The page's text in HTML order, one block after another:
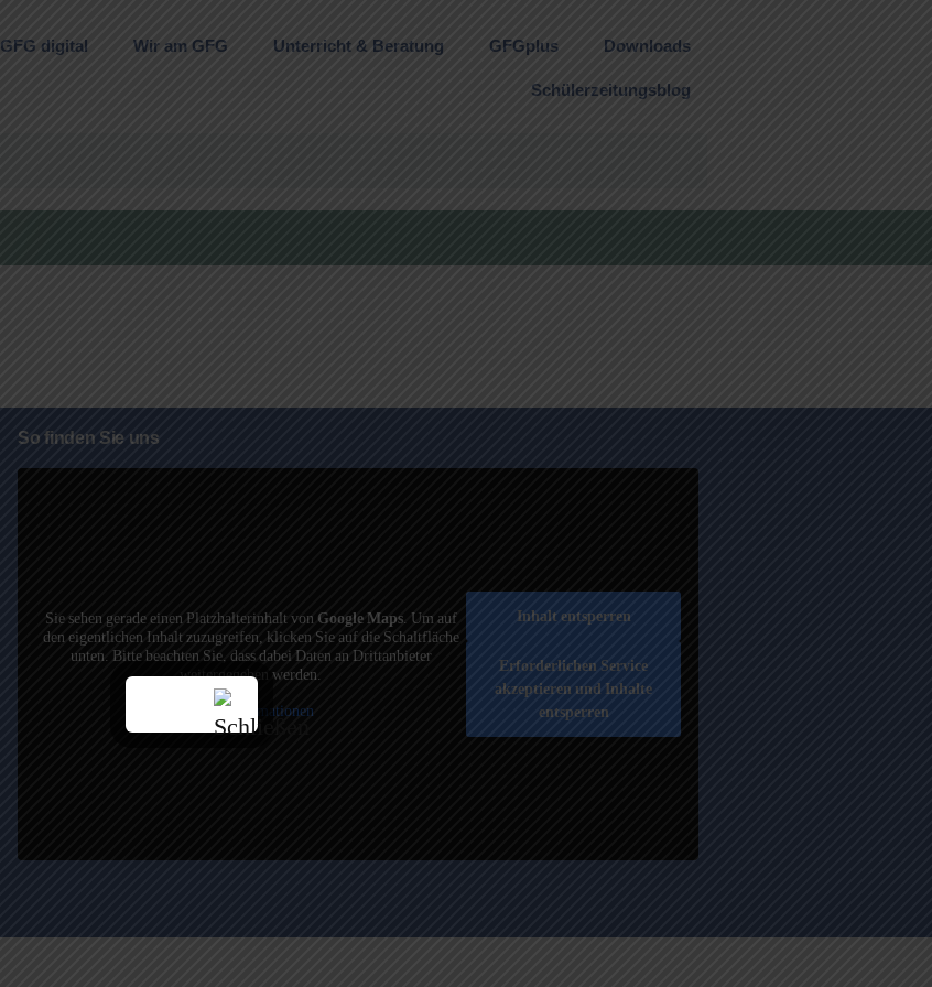
GFG digital Wir am GFG Unterricht & Beratung GFGplus Downloads
Schülerzeitungsblog
So finden Sie uns
Sie sehen gerade einen Platzhalterinhalt von Google Maps. Um auf
den eigentlichen Inhalt zuzugreifen, klicken Sie auf die Schaltfläche
unten. Bitte beachten Sie, dass dabei Daten an Drittanbieter
weitergegeben werden.
Mehr Informationen
Inhalt entsperren
Erforderlichen Service
akzeptieren und Inhalte
entsperren